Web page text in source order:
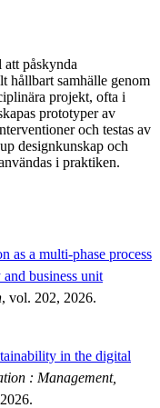
påskynda
hållbart samhälle genom
projekt, ofta i
prototyper av
och testas av
designkunskap och
i praktiken.
as a multi-phase process
business unit
, vol. 202, 2026.
in the digital
: Management,